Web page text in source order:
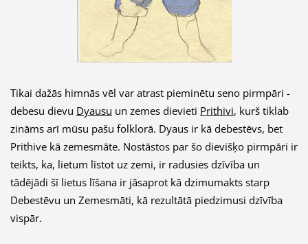
Tikai dažās himnās vēl var atrast pieminētu seno pirmpāri -
debesu dievu Dyausu un zemes dievieti Prithivi, kurš tiklab
zināms arī mūsu pašu folklorā. Dyaus ir kā debestēvs, bet
Prithive kā zemesmāte. Nostāstos par šo dievišķo pirmpāri ir
teikts, ka, lietum līstot uz zemi, ir radusies dzīvība un
tādējādi šī lietus līšana ir jāsaprot kā dzimumakts starp
Debestēvu un Zemesmāti, kā rezultātā piedzimusi dzīvība
vispār.